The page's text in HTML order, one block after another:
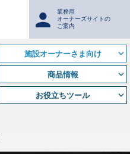
施設オーナーさま向け
商品情報
お役立ちツール
業務用
オーナーズサイトの
ご案内